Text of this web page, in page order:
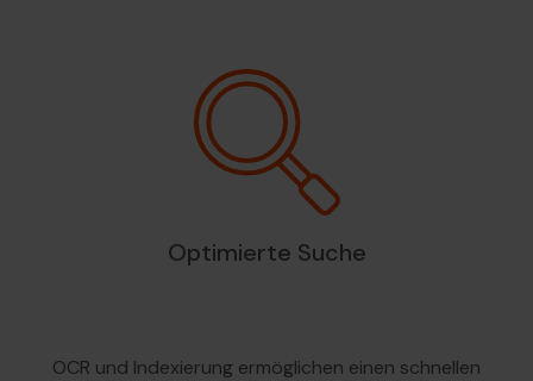
Optimierte Suche
OCR und Indexierung ermöglichen einen schnellen